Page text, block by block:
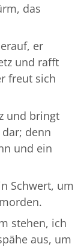
das
er
und rafft
freut sich
und bringt
denn
und ein
Schwert, um
stehen, ich
aus, um